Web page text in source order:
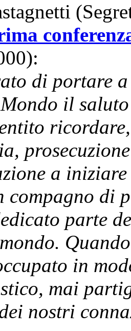
di portare
il
a
compagno di
parte
in
mai
nostri